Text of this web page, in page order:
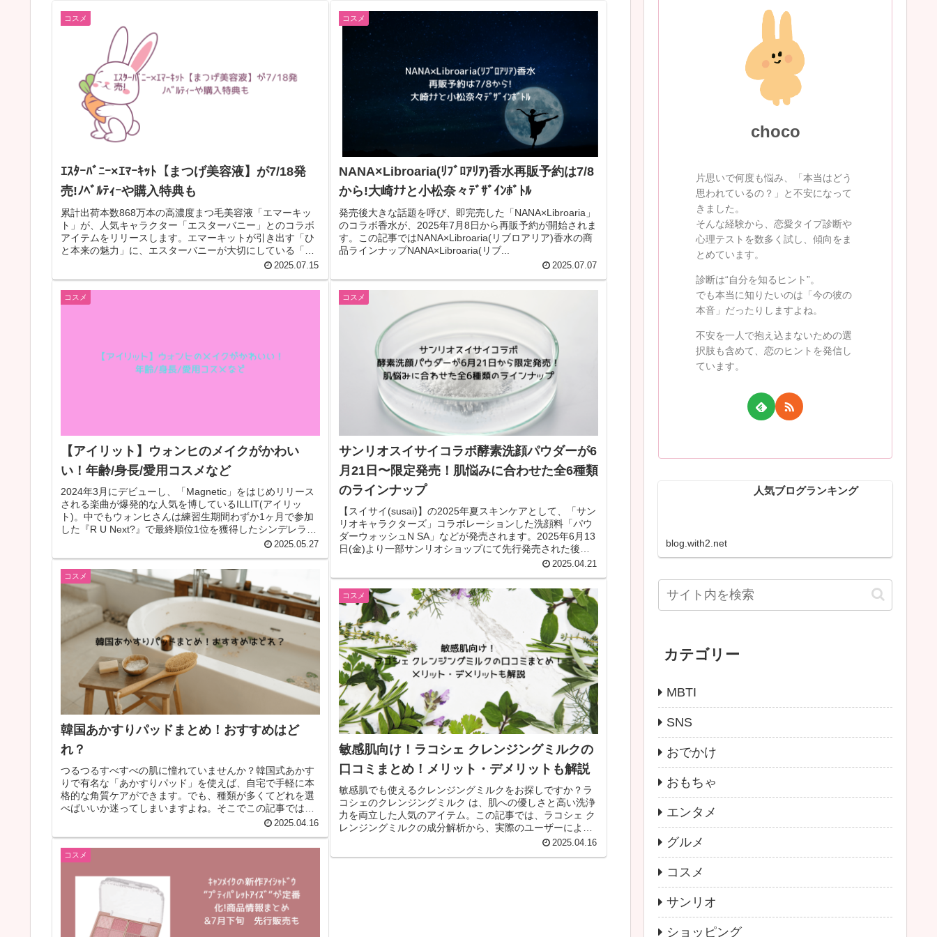
コスメ
ｴｽﾀｰﾊﾞﾆｰ×ｴﾏｰｷｯﾄ【まつげ美容液】が7/18発
売!ﾉﾍﾞﾙﾃｨｰや購入特典も
累計出荷本数868万本の高濃度まつ毛美容液「エマーキッ
ト」が、人気キャラクター「エスターバニー」とのコラボ
アイテムをリリースします。エマーキットが引き出す「ひ
と本来の魅力」に、エスターバニーが大切にしている「自
2025.07.15
コスメ
NANA×Libroaria(ﾘﾌﾞﾛｱﾘｱ)香水再販予約は7/8
から!大崎ﾅﾅと小松奈々ﾃﾞｻﾞｲﾝﾎﾞﾄﾙ
発売後大きな話題を呼び、即完売した「NANA×Libroaria」
のコラボ香水が、2025年7月8日から再販予約が開始されま
す。この記事ではNANA×Libroaria(リブロアリア)香水の商
品ラインナップNANA×Libroaria(リブ...
2025.07.07
コスメ
【アイリット】ウォンヒのメイクがかわい
い！年齢/身長/愛用コスメなど
2024年3月にデビューし、「Magnetic」をはじめリリース
される楽曲が爆発的な人気を博しているILLIT(アイリッ
ト)。中でもウォンヒさんは練習生期間わずか1ヶ月で参加
した『R U Next?』で最終順位1位を獲得したシンデレラガ
2025.05.27
コスメ
サンリオスイサイコラボ酵素洗顔パウダーが6
月21日〜限定発売！肌悩みに合わせた全6種類
のラインナップ
【スイサイ(susai)】の2025年夏スキンケアとして、「サン
リオキャラクターズ」コラボレーションした洗顔料「パウ
ダーウォッシュN SA」などが発売されます。2025年6月13
日(金)より一部サンリオショップにて先行発売された後、6
2025.04.21
コスメ
韓国あかすりパッドまとめ！おすすめはど
れ？
つるつるすべすべの肌に憧れていませんか？韓国式あかす
りで有名な「あかすりパッド」を使えば、自宅で手軽に本
格的な角質ケアができます。でも、種類が多くてどれを選
べばいいか迷ってしまいますよね。そこでこの記事では、
2025.04.16
コスメ
敏感肌向け！ラコシェ クレンジングミルクの
口コミまとめ！メリット・デメリットも解説
敏感肌でも使えるクレンジングミルクをお探しですか？ラ
コシェのクレンジングミルク は、肌への優しさと高い洗浄
力を両立した人気のアイテム。この記事では、ラコシェ ク
レンジングミルクの成分解析から、実際のユーザーによる
2025.04.16
コスメ
choco
片思いで何度も悩み、「本当はどう
思われているの？」と不安になって
きました。
そんな経験から、恋愛タイプ診断や
心理テストを数多く試し、傾向をま
とめています。
診断は“自分を知るヒント”。
でも本当に知りたいのは「今の彼の
本音」だったりしますよね。
不安を一人で抱え込まないための選
択肢も含めて、恋のヒントを発信し
ています。
人気ブログランキング
blog.with2.net
カテゴリー
MBTI
SNS
おでかけ
おもちゃ
エンタメ
グルメ
コスメ
サンリオ
ショッピング